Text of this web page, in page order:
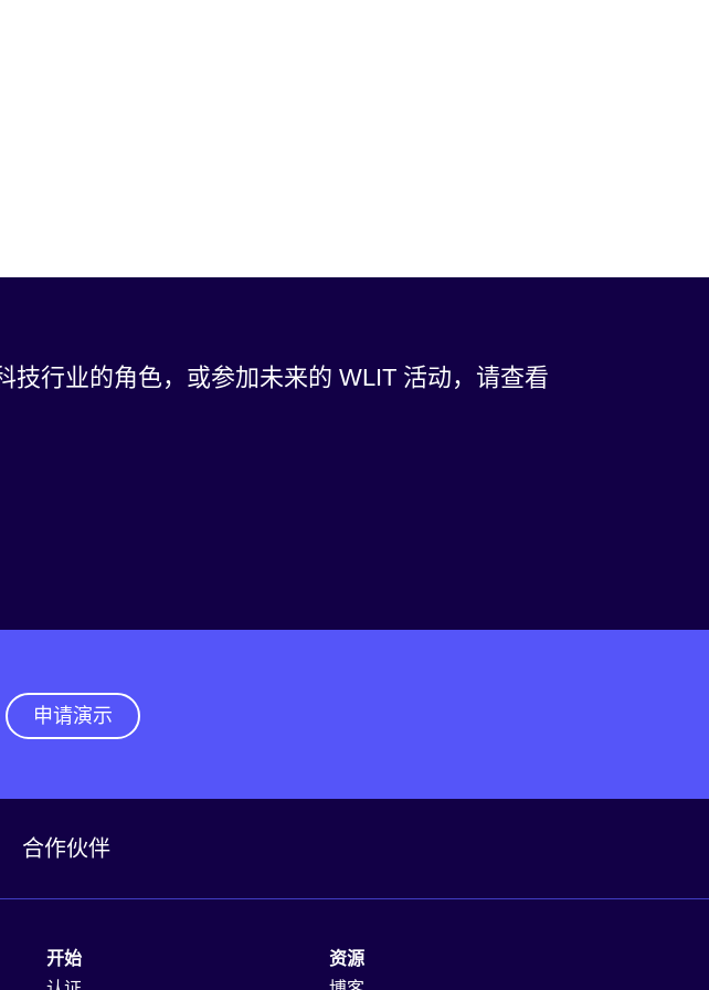
技行业的角色，或参加未来的 WLIT 活动，请查看
申请演示
合作伙伴
开始
资源